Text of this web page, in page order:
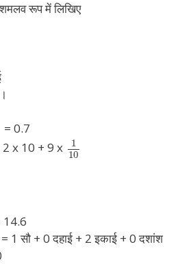
रूप में लिखिए
= 0.7
2 x 10 + 9 x
1
10
14.6
1 सौ + 0 दहाई + 2 इकाई + 0 दशांश